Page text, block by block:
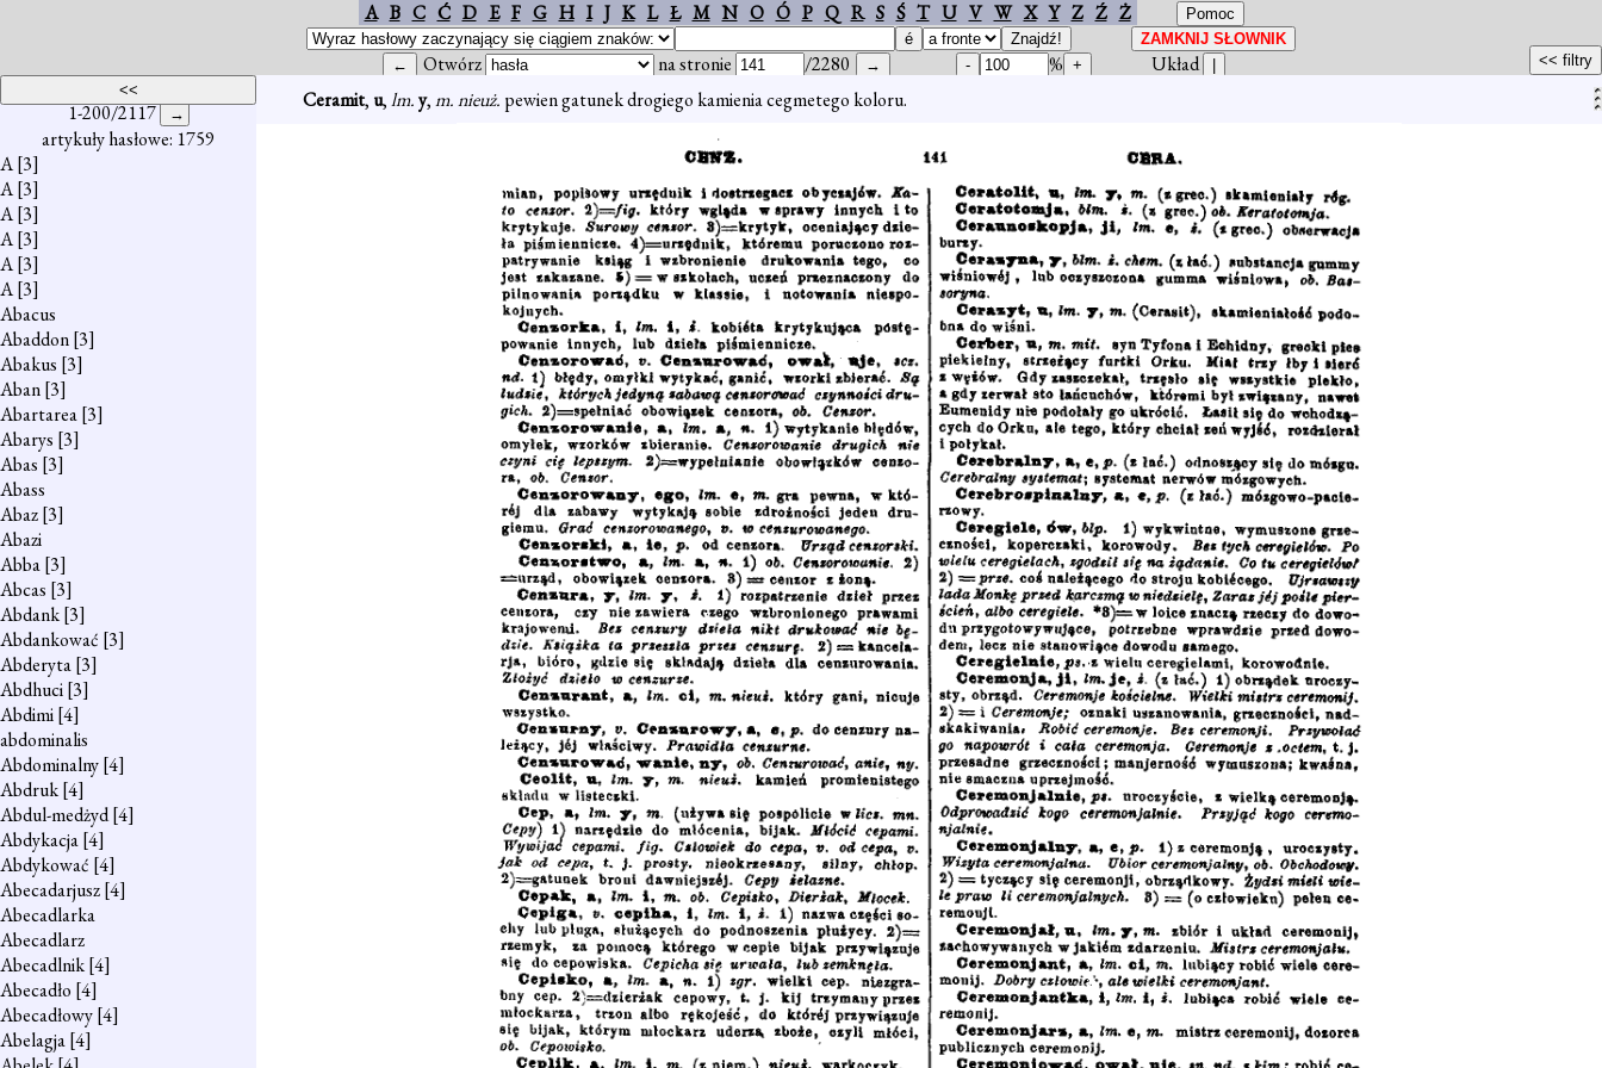
A B C Ć D E F G H I J K L Ł M N O Ó P Q R S Ś T U V W X Y Z Ź Ż
Otwórz na stronie /2280 %
Układ
1-200/2117
artykuły hasłowe: 1759
A[3]
A[3]
A[3]
A[3]
A[3]
A[3]
Abacus
Abaddon[3]
Abakus [3]
Aban[3]
Abartarea[3]
Abarys [3]
Abas [3]
Abass
Abaz[3]
Abazi
Abba[3]
Abcas [3]
Abdank[3]
Abdankować [3]
Abderyta[3]
Abdhuci[3]
Abdimi[4]
abdominalis
Abdominalny[4]
Abdruk[4]
Abdul-medżyd[4]
Abdykacja[4]
Abdykować [4]
Abecadarjusz[4]
Abecadlarka
Abecadlarz
Abecadlnik[4]
Abecadło [4]
Abecadłowy[4]
Abelagja[4]
Ceramit, u,lm.y,m. nieuż. pewien gatunek drogiego kamienia cegmetego koloru.